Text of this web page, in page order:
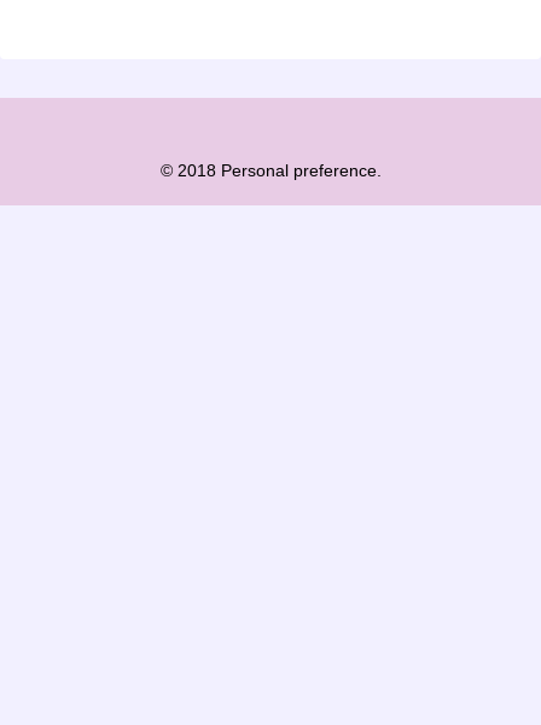
© 2018 Personal preference.